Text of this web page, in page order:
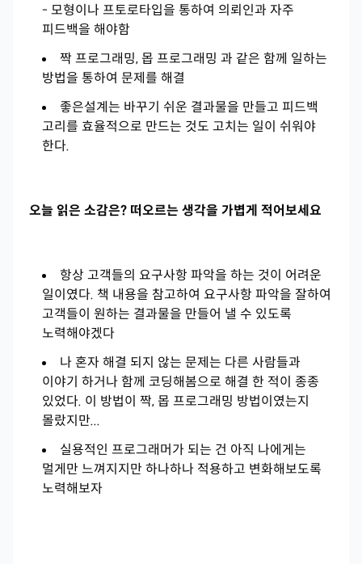
- 모형이나 프토로타입을 통하여 의뢰인과 자주
피드백을 해야함
짝 프로그래밍, 몹 프로그래밍 과 같은 함께 일하는
방법을 통하여 문제를 해결
좋은설계는 바꾸기 쉬운 결과물을 만들고 피드백
고리를 효율적으로 만드는 것도 고치는 일이 쉬워야
한다.
오늘 읽은 소감은? 떠오르는 생각을 가볍게 적어보세요
항상 고객들의 요구사항 파악을 하는 것이 어려운
일이였다. 책 내용을 참고하여 요구사항 파악을 잘하여
고객들이 원하는 결과물을 만들어 낼 수 있도록
노력해야겠다
나 혼자 해결 되지 않는 문제는 다른 사람들과
이야기 하거나 함께 코딩해봄으로 해결 한 적이 종종
있었다. 이 방법이 짝, 몹 프로그래밍 방법이였는지
몰랐지만...
실용적인 프로그래머가 되는 건 아직 나에게는
멀게만 느껴지지만 하나하나 적용하고 변화해보도록
노력해보자